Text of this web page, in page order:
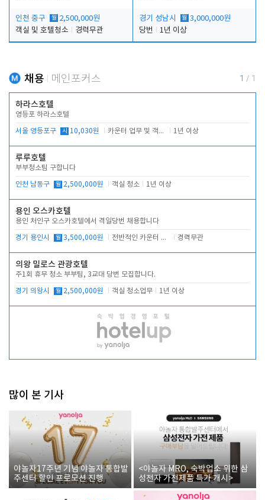
인천 중구 월 2,500,000원
객실 및 호텔청소
경력무관
경기 성남시 월 3,000,000원
당번
1년 이상
채용 메인포커스 1 / 1
하라스호텔
영등포 하라스호텔
서울 영등포구 시 10,030원 카운터 업무 및 객실관리(청소상태 확인, 객실판매) 1년 이상
루루호텔
부부청소팀 구합니다
인천 남동구 월 2,500,000원 객실 청소 1년 이상
용인 오스카호텔
용인 처인구 오스카호텔에서 격일당번 채용합니다
경기 용인시 월 3,500,000원 전반적인 카운터 업무 경력무관
의왕 밀로스 관광호텔
주1회 휴무 청소 부부팀, 3교대 당번 모집합니다.
경기 의왕시 월 2,500,000원 객실 청소업무 1년 이상
많이 본 기사
야놀자17주년 기념 야놀자 통합발
주센터 할인 프로모션 진행
<야놀자 MRO, 숙박업소 위한 삼
성전자 가전제품 특가 개시>